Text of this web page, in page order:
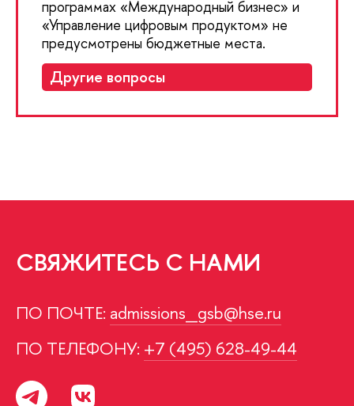
программах «Международный бизнес» и
«Управление цифровым продуктом» не
предусмотрены бюджетные места.
Другие вопросы
СВЯЖИТЕСЬ С НАМИ
ПО ПОЧТЕ: admissions_gsb@hse.ru
ПО ТЕЛЕФОНУ: +7 (495) 628-49-44